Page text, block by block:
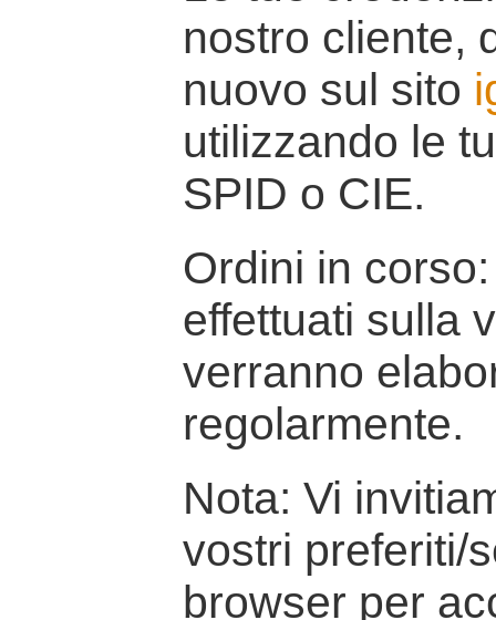
nostro cliente,
nuovo sul sito
utilizzando le
SPID o CIE.
Ordini in
effettuati sulla
verranno
regolarmente.
Nota: Vi
vostri preferiti/
browser per